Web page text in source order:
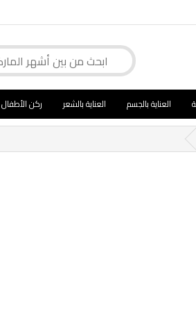
العناية بالجسم العناية بالشعر ركن الأطفال